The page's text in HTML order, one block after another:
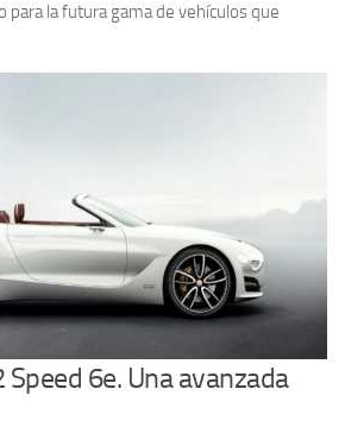
para la futura gama de vehículos que
Speed 6e. Una avanzada